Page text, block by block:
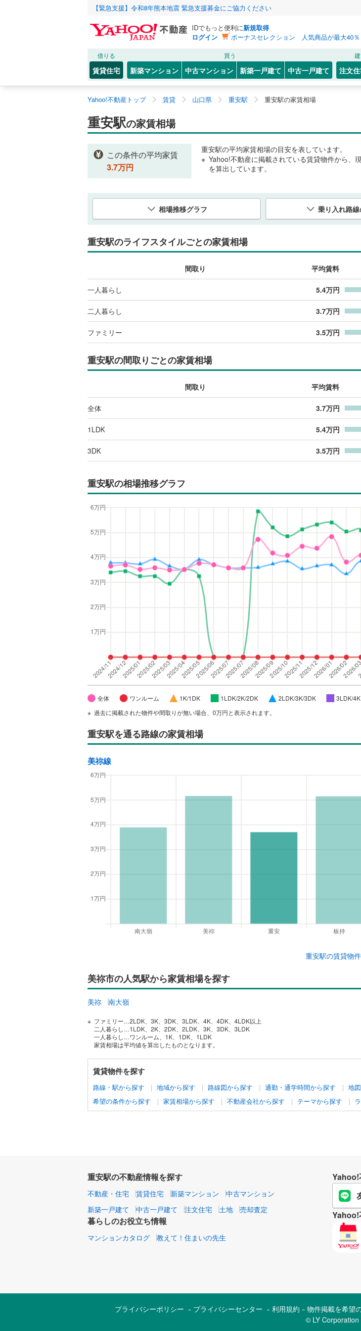
【緊急支援】令和8年熊本地震 緊急支援募金にご協力ください
IDでもっと便利に新規取得
ログイン
ボーナスセレクション 人気商品が最大40％
借りる
賃貸住宅
買う
新築マンション 中古マンション 新築一戸建て 中古一戸建て 注文
Yahoo!不動産トップ 賃貸 山口県 重安駅 重安駅の家賃相場
重安駅の家賃相場
この条件の平均家賃
3.7万円
重安駅の平均家賃相場の目安を表しています。
Yahoo!不動産に掲載されている賃貸物件から、
を算出しています。
相場推移グラフ 乗り入れ路
重安駅のライフスタイルごとの家賃相場
間取り 平均賃料
一人暮らし 5.4万円
二人暮らし 3.7万円
ファミリー 3.5万円
重安駅の間取りごとの家賃相場
間取り 平均賃料
全体 3.7万円
1LDK 5.4万円
3DK 3.5万円
重安駅の相場推移グラフ
全体 ワンルーム 1K/1DK 1LDK/2K/2DK 2LDK/3K/3DK
3LDK/
過去に掲載された物件や間取りが無い場合、0万円と表示されます。
重安駅を通る路線の家賃相場
美祢線
重安駅の賃貸物
美祢市の人気駅から家賃相場を探す
美祢 南大嶺
ファミリー…2LDK、3K、3DK、3LDK、4K、4DK、4LDK以上
二人暮らし…1LDK、2K、2DK、2LDK、3K、3DK、3LDK
一人暮らし…ワンルーム、1K、1DK、1LDK
家賃相場は平均値を算出したものとなります。
賃貸物件を探す
路線・駅から探す 地域から探す 路線図から探す 通勤・通学時間から探す
地
希望の条件から探す
家賃相場から探す 不動産会社から探す テーマから探す
重安駅の不動産情報を探す
不動産・住宅 賃貸住宅 新築マンション
中古マンション
新築一戸建て
中古一戸建て 注文住宅 土地 売却査定
暮らしのお役立ち情報
マンションカタログ 教えて！住まいの先生
Yahoo!
Yahoo!
プライバシーポリシー プライバシーセンター 利用規約 物件掲載を希望
© LY Corporation